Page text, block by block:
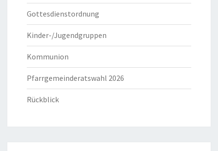
Gottesdienstordnung
Kinder-/Jugendgruppen
Kommunion
Pfarrgemeinderatswahl 2026
Rückblick